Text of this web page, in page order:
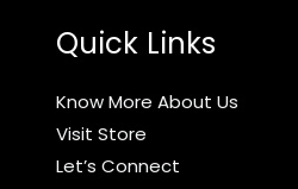
Quick Links
Know More About Us
Visit Store
Let’s Connect